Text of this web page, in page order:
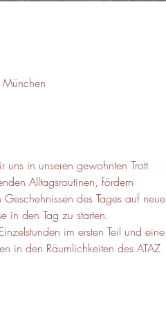
in unseren gewohnten Trott
Alltagsroutinen, fördern
des Tages auf neue
in den Tag zu starten.
im ersten Teil und eine
in den Räumlichkeiten des ATAZ